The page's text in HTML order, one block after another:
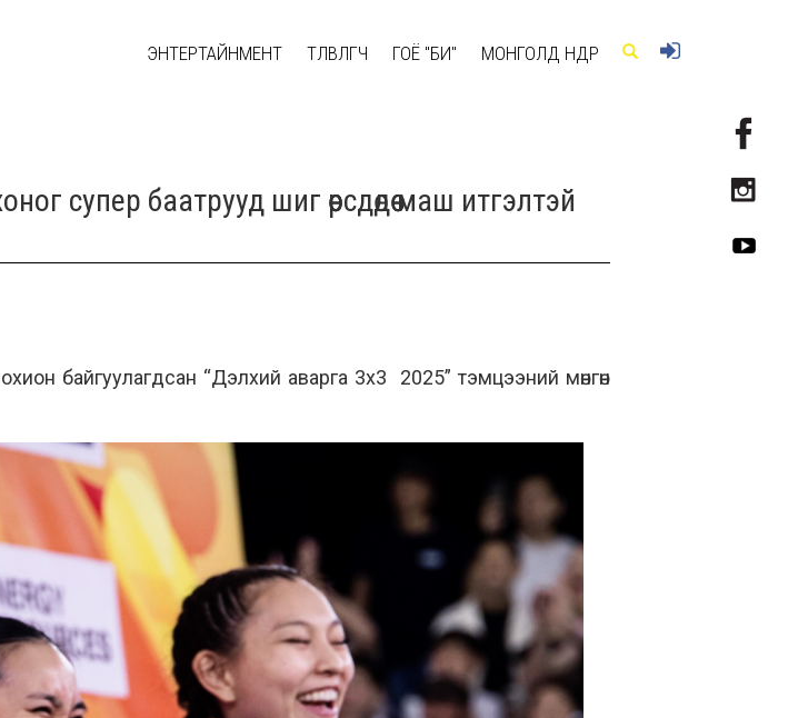
ЭНТЕРТАЙНМЕНТ ТӨЛӨВЛӨГЧ ГОЁ "БИ" МОНГОЛД ӨНӨӨДӨР
супер баатрууд шиг өөрсдөдөө маш итгэлтэй
байгуулагдсан “Дэлхий аварга 3х3 2025” тэмцээний мөнгөн